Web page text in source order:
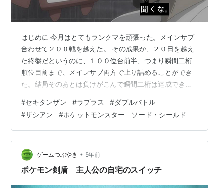
はじめに 今月はとてもランクマを頑張った。メインサブ
合わせて２００戦を越えた。 その成果か、２０日を越え
た終盤だというのに、１００位台前半、つまり瞬間二桁
順位目前まで、メインサブ両方で上り詰めることができ
た。結局そのあとは負けがこんで瞬間二桁は達成できな
ての快挙が死ぬほどうれしかったので、意気揚々と記事
に残すことにした。ランクマ後半でこんな高順位になれ
たのは、去年の８月以来である。 またこれもタイトルで
お察しだと思うが、今回もセキタンザンだ。このポケモ
ンに何度もお世話になっている。 構築経緯 セキタンザン
と言えばの波乗り起動が有名だが、最近はア…
#セキタンザン #ラプラス #ダブルバトル
#ザシアン #ポケットモンスター ソード・シールド
ゲームつぶやき • 5年前
ポケモン剣盾 主人公の自宅のスイッチ